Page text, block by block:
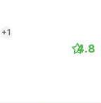
+1
4.8